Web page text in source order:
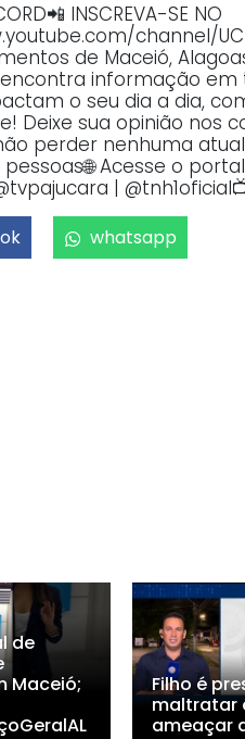
INSCREVA-SE NO
channel/
de Maceió,
encontra informação
o seu dia a dia,
Deixe sua opinião nos
perder nenhuma
Acesse o
|
whatsapp
de
Maceió;
Filho é
maltratar
ameaçar